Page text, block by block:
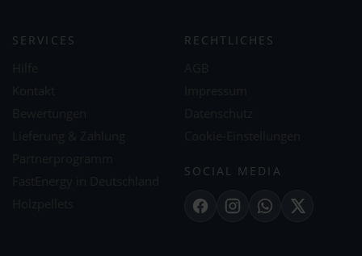
SERVICES RECHTLICHES
SOCIAL MEDIA
FacebookInstagramWhatsApp
X